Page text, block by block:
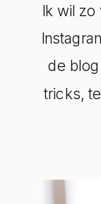
Ik wil zo
de
tricks,